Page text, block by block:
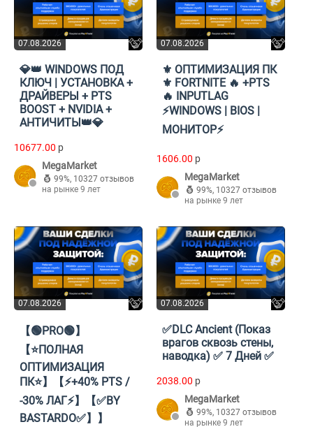
07.08.2026
💎👑 WINDOWS ПОД
КЛЮЧ | УСТАНОВКА +
ДРАЙВЕРЫ + PTS
BOOST + NVIDIA +
АНТИЧИТЫ👑💎
10677.00 p
MegaMarket
99%, 10327 отзывов
на рынке 9 лет
07.08.2026
⚜️ ОПТИМИЗАЦИЯ ПК
⚜️ FORTNITE 🔥 +PTS
🔥 INPUTLAG
⚡WINDOWS | BIOS |
МОНИТОР⚡
1606.00 p
MegaMarket
99%, 10327 отзывов
на рынке 9 лет
07.08.2026
【🟢PRO🟢】
【⭐ПОЛНАЯ
ОПТИМИЗАЦИЯ
ПК⭐】【⚡+40% PTS /
-30% ЛАГ⚡】【✅BY
BASTARDO✅】】
07.08.2026
✅DLC Ancient (Показ
врагов сквозь стены,
наводка) ✅ 7 Дней ✅
2038.00 p
MegaMarket
99%, 10327 отзывов
на рынке 9 лет